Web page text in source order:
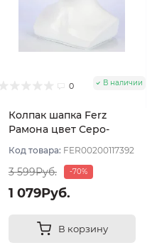
0 В наличии
Колпак шапка Ferz
Рамона цвет Серо-
Код товара: FER00200117392
3 599Руб. -70%
1 079Руб.
В корзину